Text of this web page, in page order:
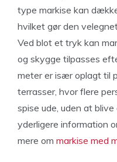
type markise kan
hvilket gør den
Ved blot et tryk kan
og skygge tilpasses
meter er især oplagt til
terrasser, hvor flere
spise ude, uden at
yderligere information
mere om markise med